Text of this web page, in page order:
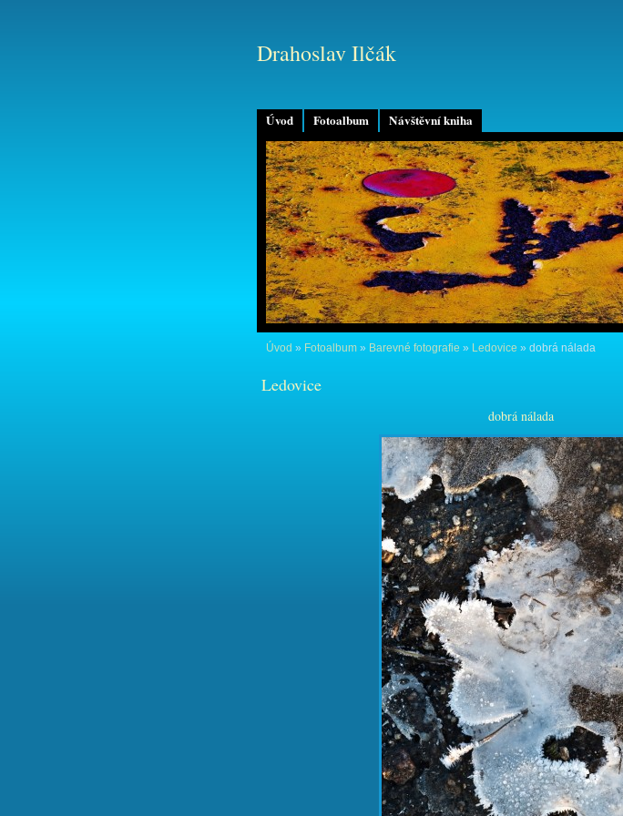
Úvod Fotoalbum Návštěvní kniha
Drahoslav Ilčák
Úvod » Fotoalbum » Barevné fotografie » Ledovice » dobrá nálada
Ledovice
dobrá nálada